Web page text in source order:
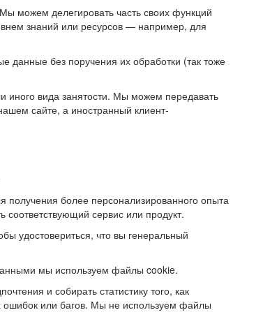
можем делегировать часть своих функций
знаний или ресурсов — например, для
данные без поручения их обработки (так тоже
иного вида занятости. Мы можем передавать
сайте, а иностранный клиент-
более персонализированного опыта
соответствующий сервис или продукт.
удостовериться, что вы генеральный
мы используем файлы cookie.
и собирать статистику того, как
ошибок или багов. Мы не используем файлы